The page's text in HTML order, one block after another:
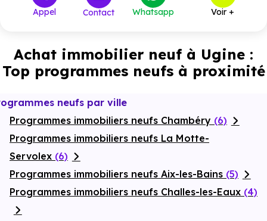
Appel Contact Whatsapp Voir +
Achat immobilier neuf à Ugine :
Top programmes neufs à proximité
neufs par ville
Programmes immobiliers neufs Chambéry (6)
Programmes immobiliers neufs La Motte-
Servolex (6)
Programmes immobiliers neufs Aix-les-Bains (5)
Programmes immobiliers neufs Challes-les-Eaux (4)